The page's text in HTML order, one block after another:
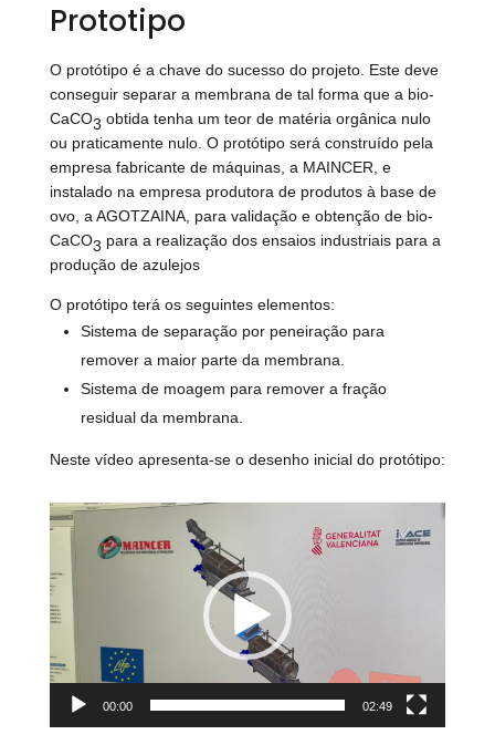
Prototipo
O protótipo é a chave do sucesso do projeto. Este deve
conseguir separar a membrana de tal forma que a bio-
CaCO3 obtida tenha um teor de matéria orgânica nulo
ou praticamente nulo. O protótipo será construído pela
empresa fabricante de máquinas, a MAINCER, e
instalado na empresa produtora de produtos à base de
ovo, a AGOTZAINA, para validação e obtenção de bio-
CaCO3 para a realização dos ensaios industriais para a
produção de azulejos
O protótipo terá os seguintes elementos:
Sistema de separação por peneiração para
remover a maior parte da membrana.
Sistema de moagem para remover a fração
residual da membrana.
Neste vídeo apresenta-se o desenho inicial do protótipo:
Reprodutor
00:00 02:49